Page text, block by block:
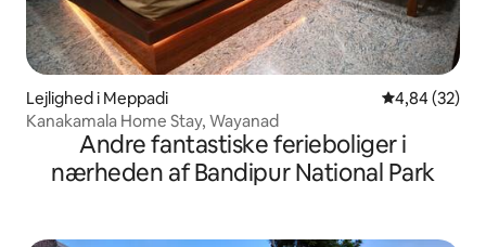
Lejlighed i Meppadi 4,84 ud af 5 i
4,84 (32)
Kanakamala Home Stay, Wayanad
Andre fantastiske ferieboliger i
nærheden af Bandipur National Park